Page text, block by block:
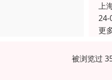
上
24-
更
被浏览过